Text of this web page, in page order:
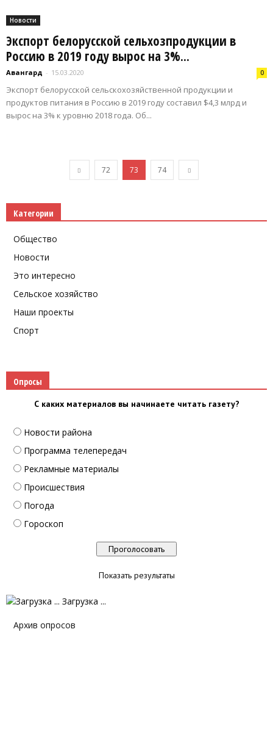
Новости
Экспорт белорусской сельхозпродукции в
Россию в 2019 году вырос на 3%...
Авангард - 15.03.2020 0
Экспорт белорусской сельскохозяйственной продукции и
продуктов питания в Россию в 2019 году составил $4,3 млрд и
вырос на 3% к уровню 2018 года. Об...
72 73 74
Категории
Общество
Новости
Это интересно
Сельское хозяйство
Наши проекты
Спорт
Опросы
С каких материалов вы начинаете читать газету?
Новости района
Программа телепередач
Рекламные материалы
Происшествия
Погода
Гороскоп
Показать результаты
Загрузка ...
Архив опросов